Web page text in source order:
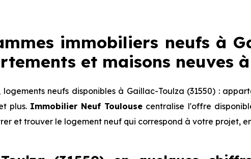
immobiliers neufs à
et maisons neuves
logements neufs disponibles à Gaillac-Toulza (31550) :
plus. Immobilier Neuf Toulouse centralise l'offre
et trouver le logement neuf qui correspond à votre projet,